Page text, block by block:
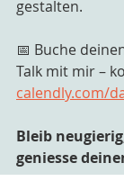
gestalten.
📅 Buche
Talk mit mir –
calendly.com/
Bleib
geniesse